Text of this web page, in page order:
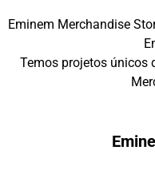
Eminem Merchandise
Temos projetos únicos